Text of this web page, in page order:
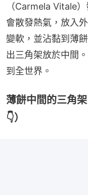
（Carmela Vitale
會散發熱氣，放入
變軟，並沾黏到薄
出三角架放於中間
到全世界。
薄餅中間的三角
👇）